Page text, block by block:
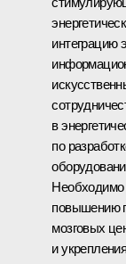
интеграцию
в
по
Необходимо
повышению
мозговых
и